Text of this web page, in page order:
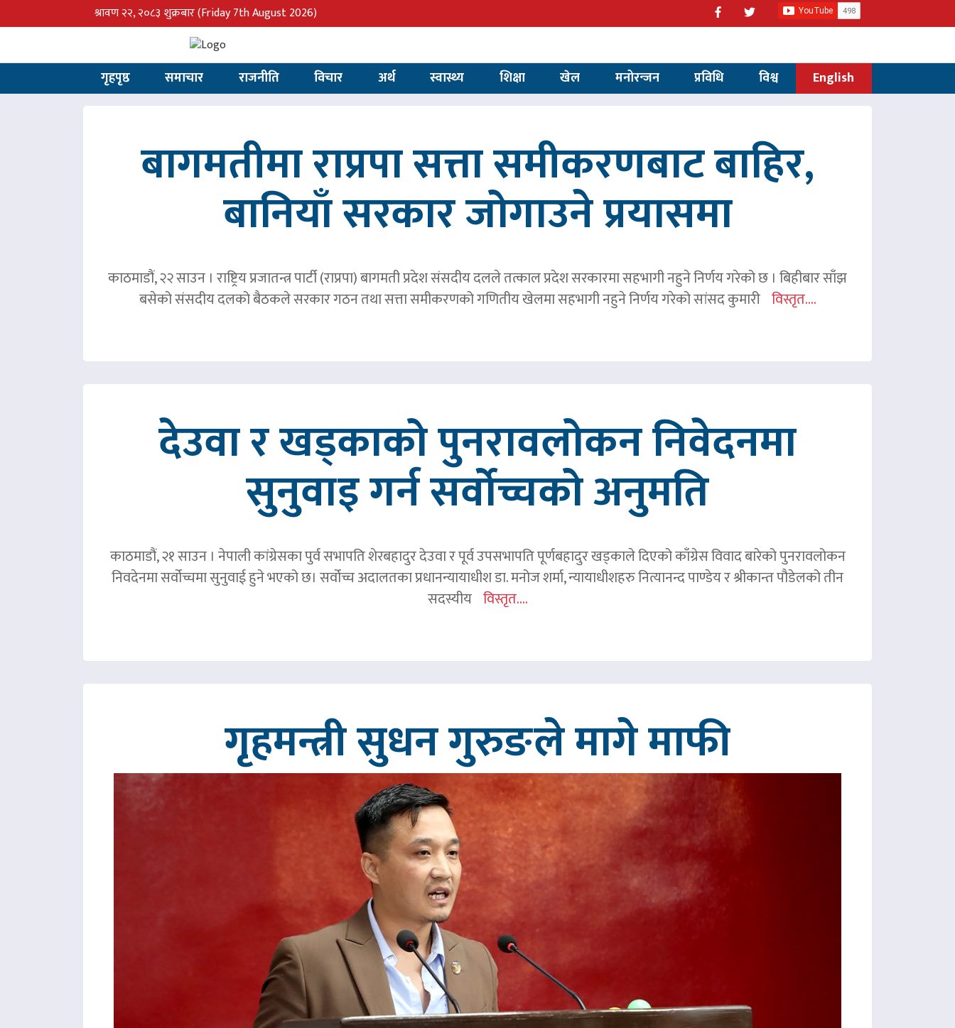
श्रावण २२, २०८३ शुक्रबार(Friday 7th August 2026)
गृहपृष्ठ समाचार राजनीति विचार अर्थ स्वास्थ्य शिक्षा खेल मनोरन्जन प्रविधि विश्व English
बागमतीमा राप्रपा सत्ता समीकरणबाट बाहिर,
बानियाँ सरकार जोगाउने प्रयासमा
काठमाडौं, २२ साउन । राष्ट्रिय प्रजातन्त्र पार्टी (राप्रपा) बागमती प्रदेश संसदीय दलले तत्काल प्रदेश सरकारमा सहभागी नहुने निर्णय गरेको छ । बिहीबार साँझ
बसेको संसदीय दलको बैठकले सरकार गठन तथा सत्ता समीकरणको गणितीय खेलमा सहभागी नहुने निर्णय गरेको सांसद कुमारी विस्तृत....
देउवा र खड्काको पुनरावलोकन निवेदनमा
सुनुवाइ गर्न सर्वोच्चको अनुमति
काठमाडौं, २१ साउन । नेपाली कांग्रेसका पुर्व सभापति शेरबहादुर देउवा र पूर्व उपसभापति पूर्णबहादुर खड्काले दिएको काँग्रेस विवाद बारेको पुनरावलोकन
निवदेनमा सर्वोच्चमा सुनुवाई हुने भएको छ। सर्वोच्च अदालतका प्रधानन्यायाधीश डा. मनोज शर्मा, न्यायाधीशहरु नित्यानन्द पाण्डेय र श्रीकान्त पौडेलको तीन
सदस्यीय विस्तृत....
गृहमन्त्री सुधन गुरुङले मागे माफी